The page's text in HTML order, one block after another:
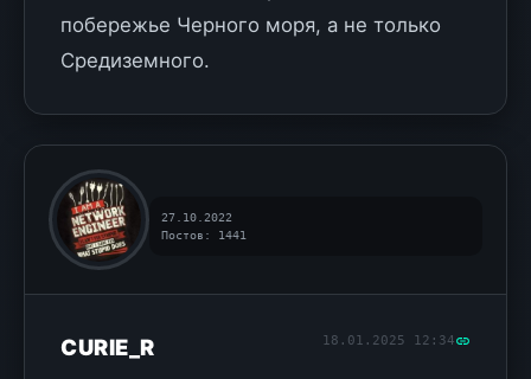
побережье Черного моря, а не только
Средиземного.
27.10.2022
Постов: 1441
CURIE_R 18.01.2025 12:34